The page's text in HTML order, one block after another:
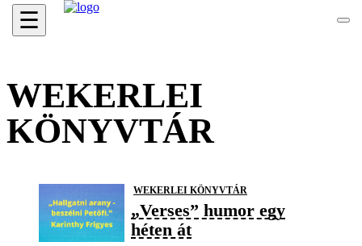
☰
WEKERLEI
KÖNYVTÁR
WEKERLEI KÖNYVTÁR
„Verses” humor egy
héten át